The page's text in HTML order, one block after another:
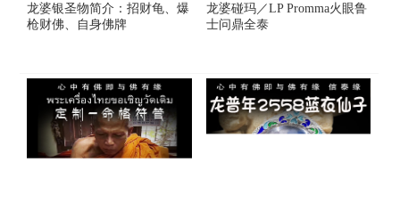
龙婆银圣物简介：招财龟、爆
枪财佛、自身佛牌
龙婆碰玛／LP Promma火眼鲁
士问鼎全泰